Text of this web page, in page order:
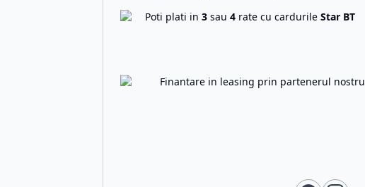
Poti plati in 3 sau 4 rate cu cardurile Star BT
Finantare in leasing prin partenerul nostru